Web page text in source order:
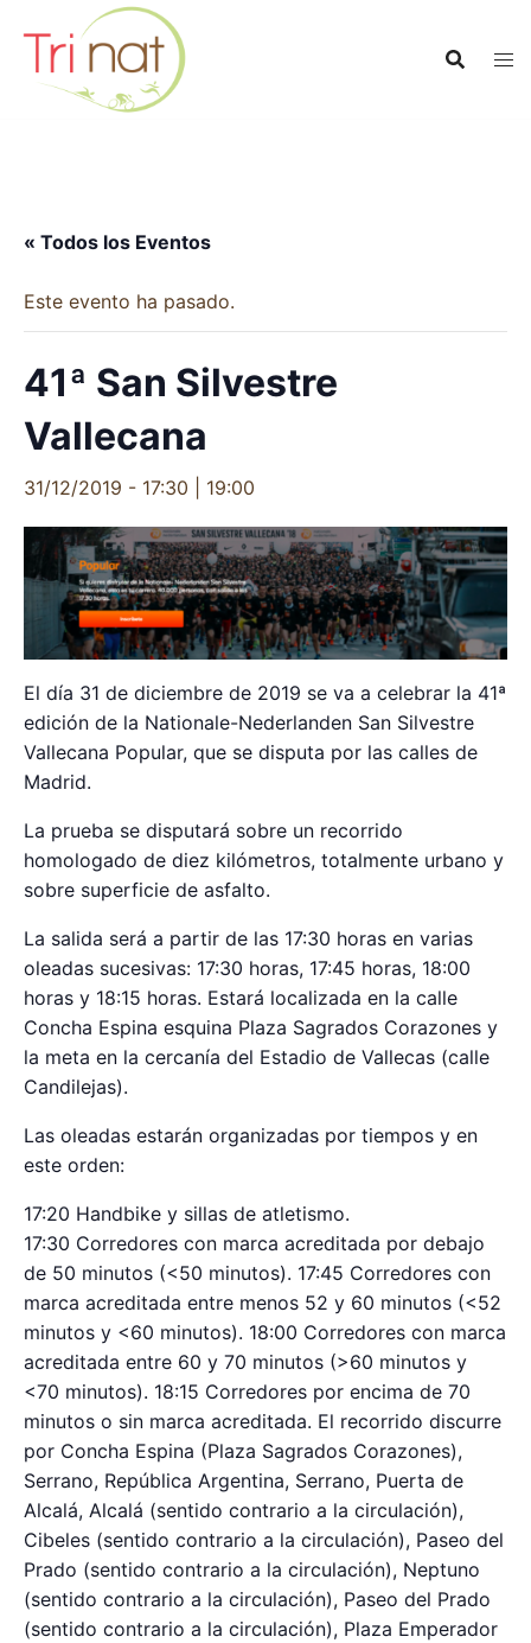
contenido
« Todos los Eventos
Este evento ha pasado.
41ª San Silvestre
Vallecana
31/12/2019 - 17:30 19:00
El día 31 de diciembre de 2019 se va a celebrar la 41ª
edición de la Nationale-Nederlanden San Silvestre
Vallecana Popular, que se disputa por las calles de
Madrid.
La prueba se disputará sobre un recorrido
homologado de diez kilómetros, totalmente urbano y
sobre superficie de asfalto.
La salida será a partir de las 17:30 horas en varias
oleadas sucesivas: 17:30 horas, 17:45 horas, 18:00
horas y 18:15 horas. Estará localizada en la calle
Concha Espina esquina Plaza Sagrados Corazones y
la meta en la cercanía del Estadio de Vallecas (calle
Candilejas).
Las oleadas estarán organizadas por tiempos y en
este orden:
17:20 Handbike y sillas de atletismo.
17:30 Corredores con marca acreditada por debajo
de 50 minutos (<50 minutos). 17:45 Corredores con
marca acreditada entre menos 52 y 60 minutos (<52
minutos y <60 minutos). 18:00 Corredores con marca
acreditada entre 60 y 70 minutos (>60 minutos y
<70 minutos). 18:15 Corredores por encima de 70
minutos o sin marca acreditada. El recorrido discurre
por Concha Espina (Plaza Sagrados Corazones),
Serrano, República Argentina, Serrano, Puerta de
Alcalá, Alcalá (sentido contrario a la circulación),
Cibeles (sentido contrario a la circulación), Paseo del
Prado (sentido contrario a la circulación), Neptuno
(sentido contrario a la circulación), Paseo del Prado
(sentido contrario a la circulación), Plaza Emperador